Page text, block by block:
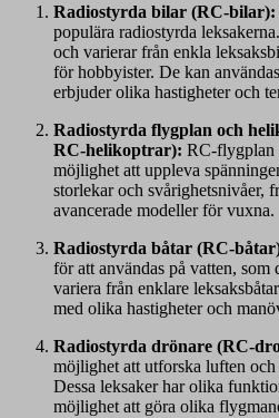
Radiostyrda bilar (RC-bilar):
populära radiostyrda
och varierar från enkla
för hobbyister. De kan
erbjuder olika hastigheter och
Radiostyrda flygplan och
RC-helikoptrar): RC-flygplan
möjlighet att uppleva
storlekar och svårighetsnivåer,
avancerade modeller för vuxna.
Radiostyrda båtar (RC-
för att användas på vatten, som
variera från enklare
med olika hastigheter och
Radiostyrda drönare (RC-
möjlighet att utforska luften
Dessa leksaker har olika
möjlighet att göra olika